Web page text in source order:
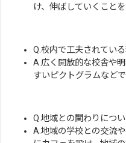
け、伸ばしていくこと
Q.校内で工夫されてい
A.広く開放的な校舎や
すいピクトグラムなどで
Q.地域との関わりにつ
A.地域の学校との交流